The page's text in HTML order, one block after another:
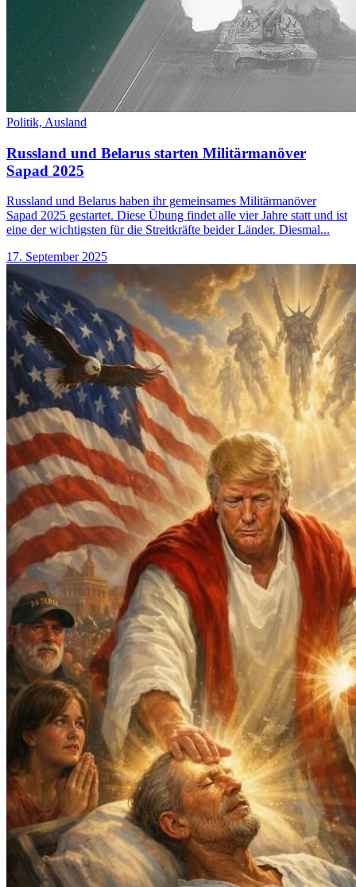
Politik, Ausland
Russland und Belarus starten Militärmanöver
Sapad 2025
Russland und Belarus haben ihr gemeinsames Militärmanöver
Sapad 2025 gestartet. Diese Übung findet alle vier Jahre statt und ist
eine der wichtigsten für die Streitkräfte beider Länder. Diesmal...
17. September 2025